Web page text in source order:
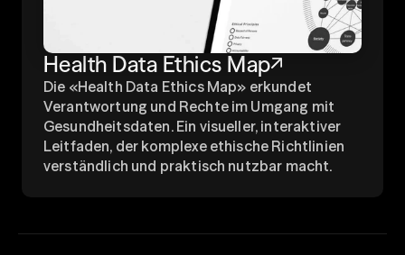
Health Data Ethics Map
Die «Health Data Ethics Map» erkundet
Verantwortung und Rechte im Umgang mit
Gesundheitsdaten. Ein visueller, interaktiver
Leitfaden, der komplexe ethische Richtlinien
verständlich und praktisch nutzbar macht.